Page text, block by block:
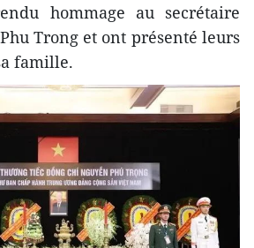
hommage au secrétaire
Trong et ont présenté leurs
famille.